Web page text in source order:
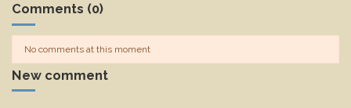
Comments (0)
No comments at this moment
New comment